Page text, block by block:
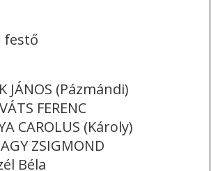
festő
JÁNOS (Pázmándi)
FERENC
CAROLUS (Károly)
ZSIGMOND
Béla